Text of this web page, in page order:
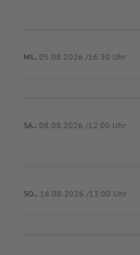
MI.. 05.08.2026 /16:30 Uhr
SA.. 08.08.2026 /12:00 Uhr
SO.. 16.08.2026 /13:00 Uhr